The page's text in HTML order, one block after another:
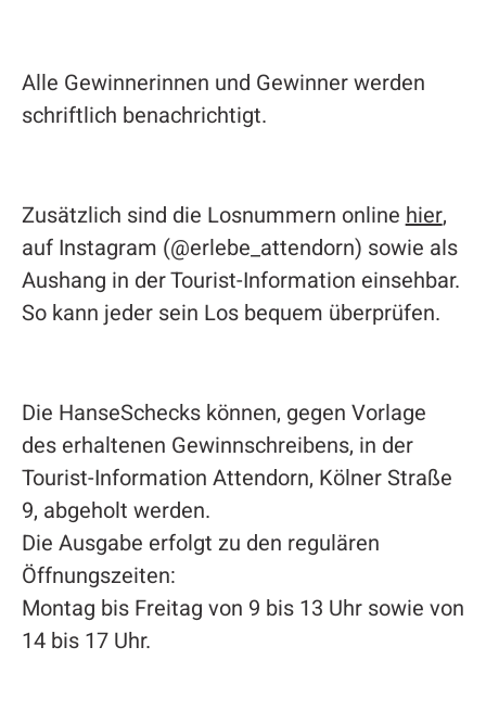
Alle Gewinnerinnen und Gewinner werden
schriftlich benachrichtigt.
Zusätzlich sind die Losnummern online hier,
auf Instagram (@erlebe_attendorn) sowie als
Aushang in der Tourist-Information einsehbar.
So kann jeder sein Los bequem überprüfen.
Die HanseSchecks können, gegen Vorlage
des erhaltenen Gewinnschreibens, in der
Tourist-Information Attendorn, Kölner Straße
9, abgeholt werden.
Die Ausgabe erfolgt zu den regulären
Öffnungszeiten:
Montag bis Freitag von 9 bis 13 Uhr sowie von
14 bis 17 Uhr.